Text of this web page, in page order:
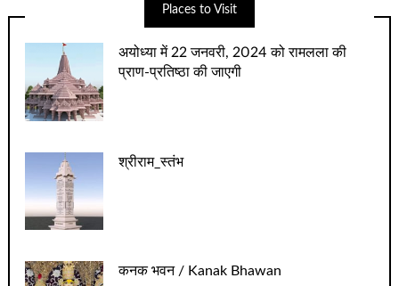
Places to Visit
अयोध्‍या में 22 जनवरी, 2024 को रामलला की
प्राण-प्रतिष्‍ठा की जाएगी
श्रीराम_स्तंभ
कनक भवन / Kanak Bhawan